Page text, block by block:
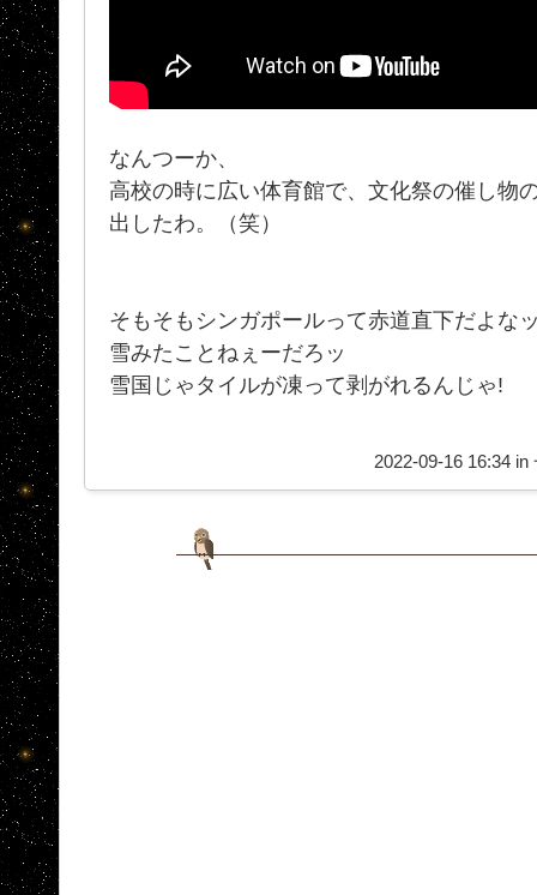
なんつーか、
高校の時に広い体育館で、文化祭の催し物
出したわ。（笑）
そもそもシンガポールって赤道直下だよな
雪みたことねぇーだろッ
雪国じゃタイルが凍って剥がれるんじゃ!
2022-09-16 16:34 in